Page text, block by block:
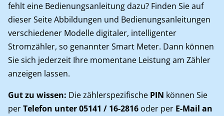
fehlt eine Bedienungsanleitung dazu? Finden Sie auf
dieser Seite Abbildungen und Bedienungsanleitungen
verschiedener Modelle digitaler, intelligenter
Stromzähler, so genannter Smart Meter. Dann können
Sie sich jederzeit Ihre momentane Leistung am Zähler
anzeigen lassen.
Gut zu wissen: Die zählerspezifische PIN können Sie
perTelefon unter05141 / 16-2816 oder per E-Mail an